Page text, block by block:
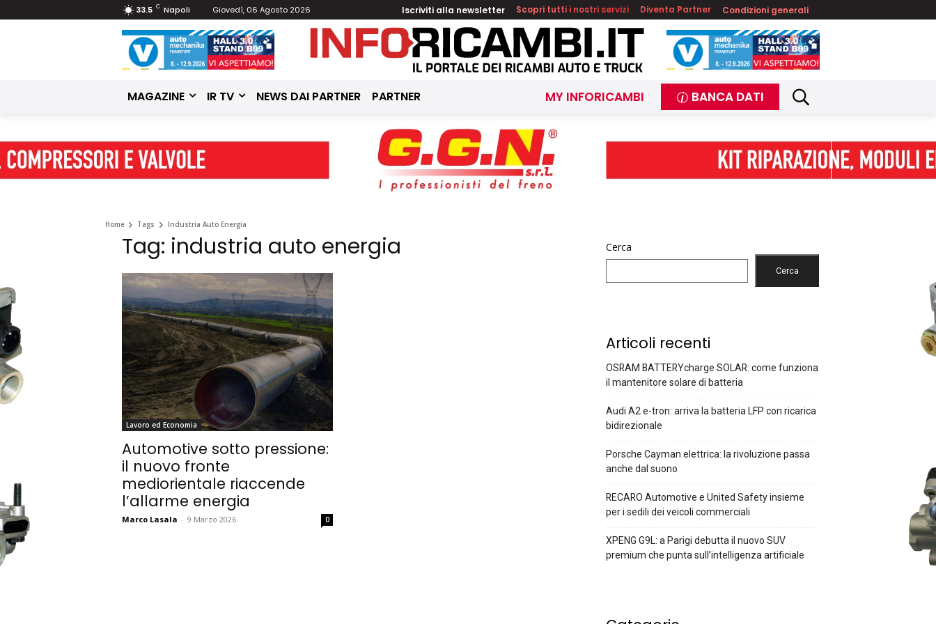
33.5 C Napoli Giovedì, 06 Agosto 2026 Iscriviti alla newsletter Scopri tutti i nostri servizi Diventa Partner Condizioni generali
MAGAZINE IR TV NEWS DAI PARTNER PARTNER MY INFORICAMBI BANCA DATI
Home Tags Industria Auto Energia
Tag: industria auto energia
Lavoro ed Economia
Automotive sotto pressione:
il nuovo fronte
mediorientale riaccende
l’allarme energia
Marco Lasala - 9 Marzo 2026 0
Cerca
Cerca
Articoli recenti
OSRAM BATTERYcharge SOLAR: come funziona
il mantenitore solare di batteria
Audi A2 e-tron: arriva la batteria LFP con ricarica
bidirezionale
Porsche Cayman elettrica: la rivoluzione passa
anche dal suono
RECARO Automotive e United Safety insieme
per i sedili dei veicoli commerciali
XPENG G9L: a Parigi debutta il nuovo SUV
premium che punta sull’intelligenza artificiale